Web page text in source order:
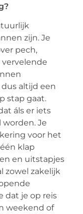
zijn. Je
pech,
vervelende
altijd een
stap gaat.
áls er iets
worden. Je
voor het
klap
en uitstapjes
zowel zakelijk
dat je op reis
weekend of